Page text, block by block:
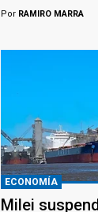
Por RAMIRO MARRA
ECONOMÍA
Milei